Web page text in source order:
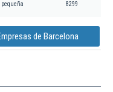
pequeña 8299
de Barcelona